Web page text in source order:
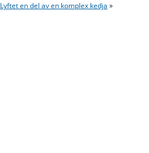
Lyftet en del av en komplex kedja »